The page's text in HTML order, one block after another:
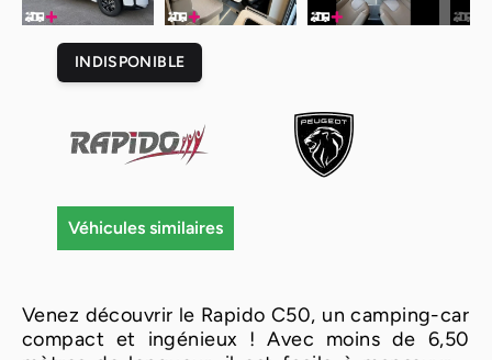
INDISPONIBLE
Véhicules similaires
Venez découvrir le Rapido C50, un camping-car
compact et ingénieux ! Avec moins de 6,50